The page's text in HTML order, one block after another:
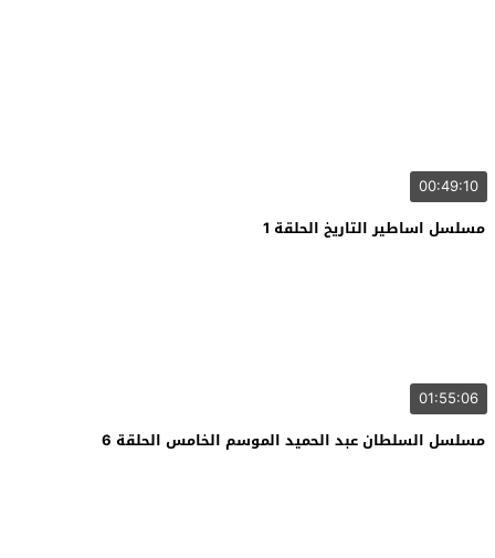
00:49:10
مسلسل اساطير التاريخ الحلقة 1
01:55:06
مسلسل السلطان عبد الحميد الموسم الخامس الحلقة 6